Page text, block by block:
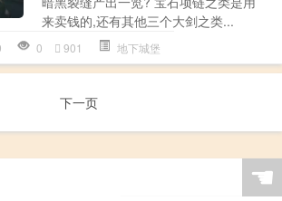
来卖钱的,还有其他三个大剑之类...
0 901 地下城堡
下一页
☚